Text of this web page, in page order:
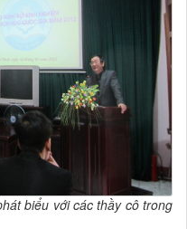
với các thầy cô trong